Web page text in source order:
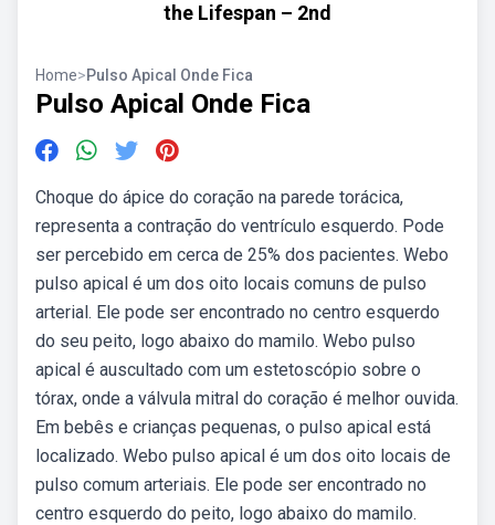
the Lifespan – 2nd
Home>Pulso Apical Onde Fica
Pulso Apical Onde Fica
Choque do ápice do coração na parede torácica,
representa a contração do ventrículo esquerdo. Pode
ser percebido em cerca de 25% dos pacientes. Webo
pulso apical é um dos oito locais comuns de pulso
arterial. Ele pode ser encontrado no centro esquerdo
do seu peito, logo abaixo do mamilo. Webo pulso
apical é auscultado com um estetoscópio sobre o
tórax, onde a válvula mitral do coração é melhor ouvida.
Em bebês e crianças pequenas, o pulso apical está
localizado. Webo pulso apical é um dos oito locais de
pulso comum arteriais. Ele pode ser encontrado no
centro esquerdo do peito, logo abaixo do mamilo.